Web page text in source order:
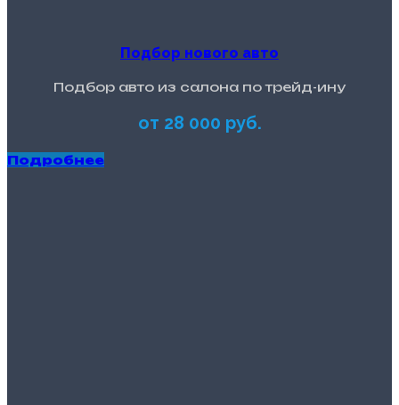
Подбор нового авто
Подбор авто из салона по трейд-ину
от 28 000 руб.
Подробнее